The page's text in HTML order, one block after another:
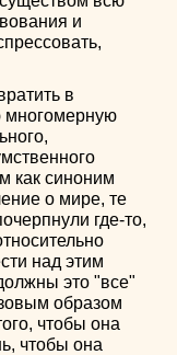
и
в
многомерную
как синоним
о мире, те
где-то,
над этим
это "все"
образом
чтобы она
чтобы она